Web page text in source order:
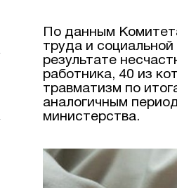
По данным
труда и
результате
работника, 40 из
травматизм по
аналогичным
министерства.